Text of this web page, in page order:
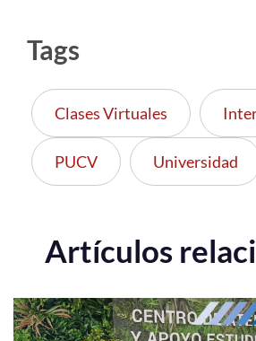
Tags
Clases Virtuales
PUCV Universidad
Artículos